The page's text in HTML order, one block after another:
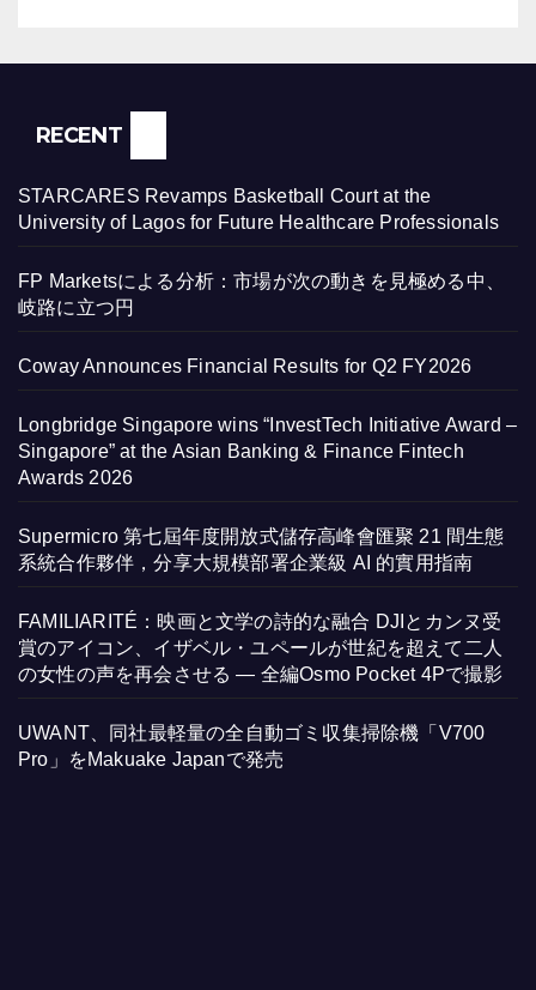
RECENT
STARCARES Revamps Basketball Court at the
University of Lagos for Future Healthcare Professionals
FP Marketsによる分析：市場が次の動きを見極める中、
岐路に立つ円
Coway Announces Financial Results for Q2 FY2026
Longbridge Singapore wins “InvestTech Initiative Award –
Singapore” at the Asian Banking & Finance Fintech
Awards 2026
Supermicro 第七屆年度開放式儲存高峰會匯聚 21 間生態
系統合作夥伴，分享大規模部署企業級 AI 的實用指南
FAMILIARITÉ：映画と文学の詩的な融合 DJIとカンヌ受
賞のアイコン、イザベル・ユペールが世紀を超えて二人
の女性の声を再会させる — 全編Osmo Pocket 4Pで撮影
UWANT、同社最軽量の全自動ゴミ収集掃除機「V700
Pro」をMakuake Japanで発売